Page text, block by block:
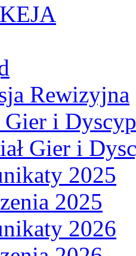
Rewizyjna
Gier i
Gier i
2025
2025
2026